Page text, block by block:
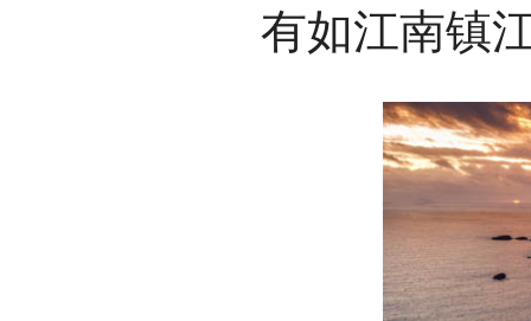
有如江南镇